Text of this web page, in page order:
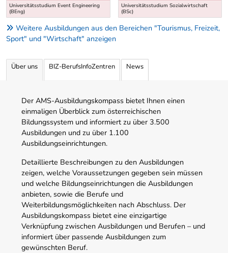
Universitätsstudium Event Engineering
(BEng)
Universitätsstudium Sozialwirtschaft
(BSc)
Weitere Ausbildungen aus den Bereichen "Tourismus, Freizeit,
Sport" und "Wirtschaft" anzeigen
Über uns BIZ-BerufsInfoZentren News
Der AMS-Ausbildungskompass bietet Ihnen einen
einmaligen Überblick zum österreichischen
Bildungssystem und informiert zu über 3.500
Ausbildungen und zu über 1.100
Ausbildungseinrichtungen.
Detaillierte Beschreibungen zu den Ausbildungen
zeigen, welche Voraussetzungen gegeben sein müssen
und welche Bildungseinrichtungen die Ausbildungen
anbieten, sowie die Berufe und
Weiterbildungsmöglichkeiten nach Abschluss. Der
Ausbildungskompass bietet eine einzigartige
Verknüpfung zwischen Ausbildungen und Berufen – und
informiert über passende Ausbildungen zum
gewünschten Beruf.